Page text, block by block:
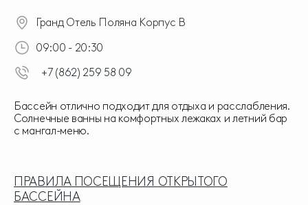
Гранд Отель Поляна Корпус В
09:00 - 20:30
+7 (862) 259 58 09
Бассейн отлично подходит для отдыха и расслабления.
Солнечные ванны на комфортных лежаках и летний бар
с мангал-меню.
ПРАВИЛА ПОСЕЩЕНИЯ ОТКРЫТОГО
БАССЕЙНА